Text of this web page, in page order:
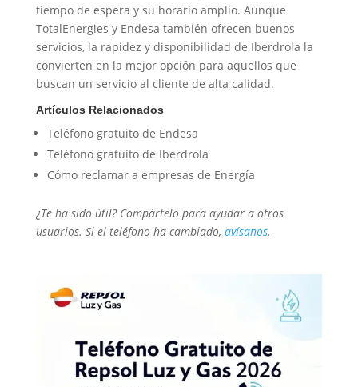
tiempo de espera y su horario amplio. Aunque
TotalEnergies y Endesa también ofrecen buenos
servicios, la rapidez y disponibilidad de Iberdrola la
convierten en la mejor opción para aquellos que
buscan un servicio al cliente de alta calidad.
Artículos Relacionados
Teléfono gratuito de Endesa
Teléfono gratuito de Iberdrola
Cómo reclamar a empresas de Energía
¿Te ha sido útil? Compártelo para ayudar a otros
usuarios. Si el teléfono ha cambiado, avísanos.